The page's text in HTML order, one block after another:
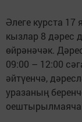
Әлеге курста
кызлар 8 дәрес
өйрәнәчәк.
09:00 – 12:00
әйтүенчә,
уразаның